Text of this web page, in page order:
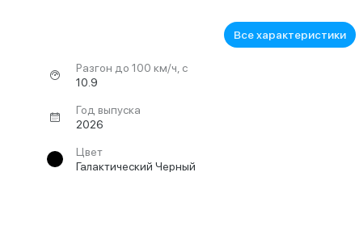
Все характеристики
Разгон до 100 км/ч, с
10.9
Год выпуска
2026
Цвет
Галактический Черный